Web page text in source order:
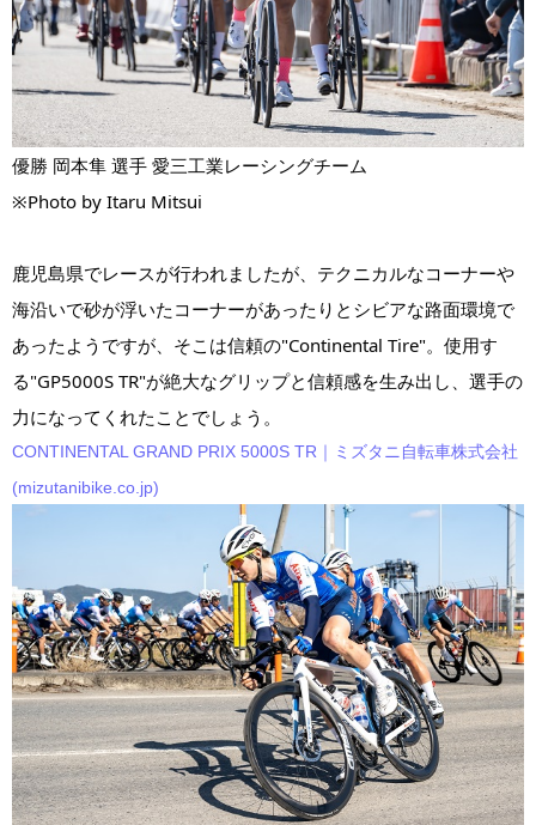
優勝 岡本隼 選手 愛三工業レーシングチーム
※Photo by Itaru Mitsui
鹿児島県でレースが行われましたが、テクニカルなコーナーや
海沿いで砂が浮いたコーナーがあったりとシビアな路面環境で
あったようですが、そこは信頼の"Continental Tire"。使用す
る"GP5000S TR"が絶大なグリップと信頼感を生み出し、選手の
力になってくれたことでしょう。
CONTINENTAL GRAND PRIX 5000S TR｜ミズタニ自転車株式会社
(mizutanibike.co.jp)